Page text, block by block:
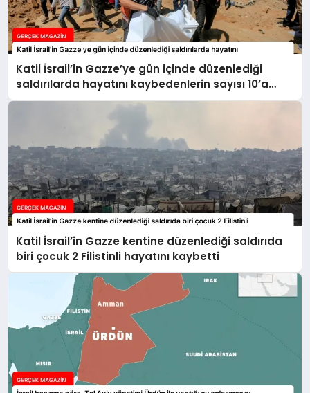
Katil İsrail’in Gazze’ye gün içinde düzenlediği
saldırılarda hayatını kaybedenlerin sayısı 10’a
yükseldi
Katil İsrail’in Gazze kentine düzenlediği saldırıda
biri çocuk 2 Filistinli hayatını kaybetti